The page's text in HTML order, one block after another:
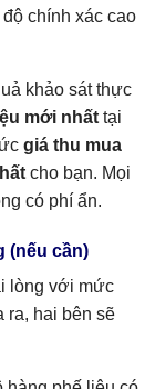
chính xác cao
khảo sát thực
mới nhất tại
giá thu mua
cho bạn. Mọi
có phí ẩn.
(nếu cần)
lòng với mức
ra, hai bên sẽ